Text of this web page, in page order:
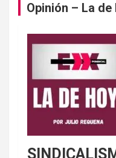
Opinión – La de